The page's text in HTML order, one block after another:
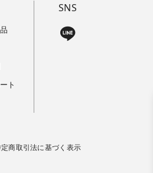
ト
SNS
商取引法に基づく表示